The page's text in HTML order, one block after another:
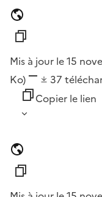
Mis à jour le 15
Ko)
37
Copier le lien